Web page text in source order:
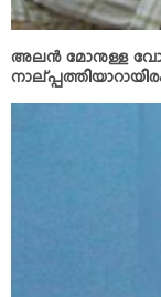
അലന്‍ മോനുള്ള